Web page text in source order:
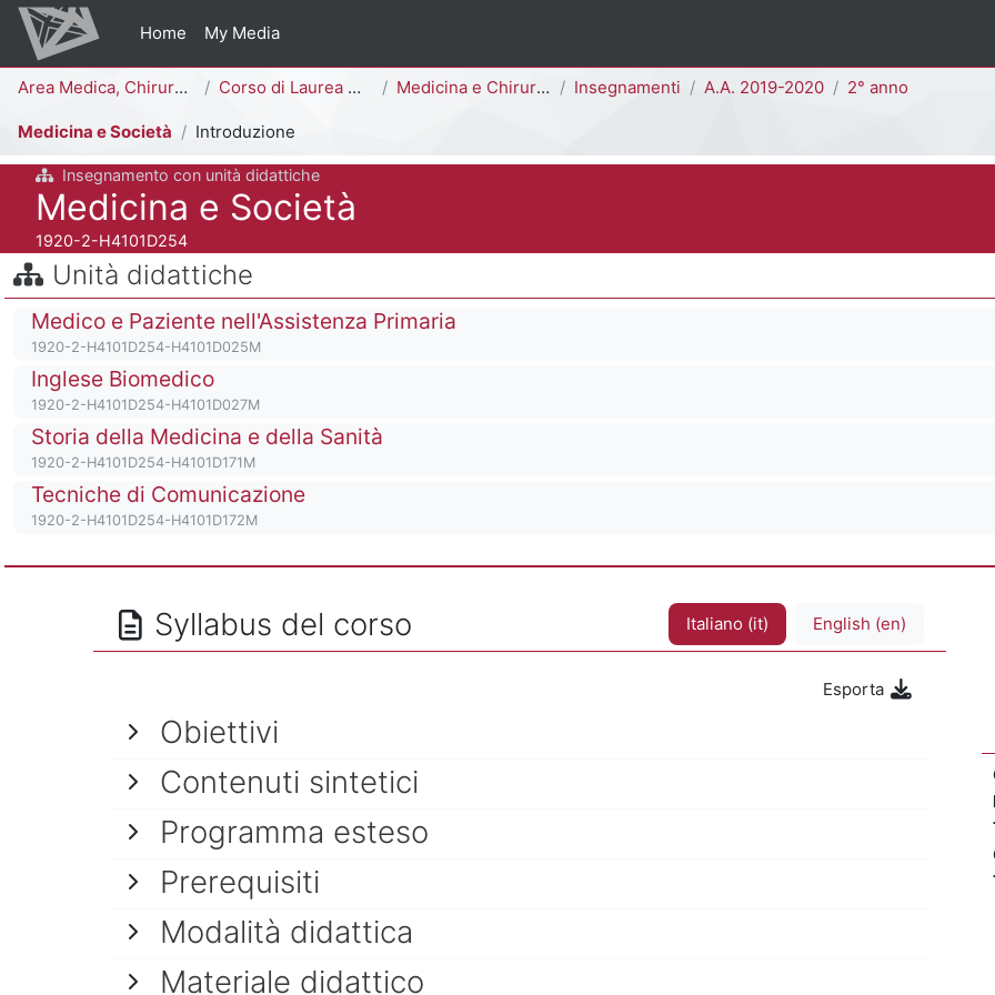
Vai al contenuto principale
Home
My Media
Percorso della paginaArea Medica, Chirurgica e dei Servizi Clinici Corso di Laurea Magistrale a Ciclo Unico (6 anni) Medicina e Chirurgia [H4103D - H4101D] Insegnamenti A.A. 2019-2020 2° anno
Medicina e Società Introduzione
Insegnamento con unità didattiche
Titolo del corso
Medicina e Società
Codice identificativo del corso
1920-2-H4101D254
Blocchi
Salta Unità didattiche
Unità didattiche
Titolo del corso
Medico e Paziente nell'Assistenza Primaria
Codice identificativo del corso
1920-2-H4101D254-H4101D025M
Titolo del corso
Inglese Biomedico
Codice identificativo del corso
1920-2-H4101D254-H4101D027M
Titolo del corso
Storia della Medicina e della Sanità
Codice identificativo del corso
1920-2-H4101D254-H4101D171M
Titolo del corso
Tecniche di Comunicazione
Codice identificativo del corso
1920-2-H4101D254-H4101D172M
Syllabus del corso Italiano ‎(it)‎ English ‎(en)‎
Esporta
Obiettivi
Contenuti sintetici
Programma esteso
Prerequisiti
Modalità didattica
Materiale didattico